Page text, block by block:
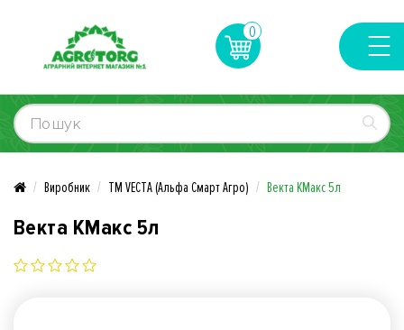
0
Виробник TM VECTA (Альфа Смарт Агро) Векта КМакс 5л
Векта КМакс 5л